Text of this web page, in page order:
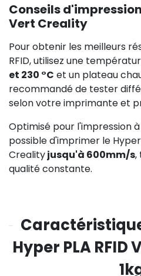
Conseils d'impression
Vert Creality
Pour obtenir les meilleurs
RFID, utilisez une
et 230 °C et un plateau
recommandé de tester
selon votre imprimante et
Optimisé pour l'impression
possible d'imprimer le Hyper
Crealityjusqu'à 600mm/s,
qualité constante.
Hyper PLA RFID